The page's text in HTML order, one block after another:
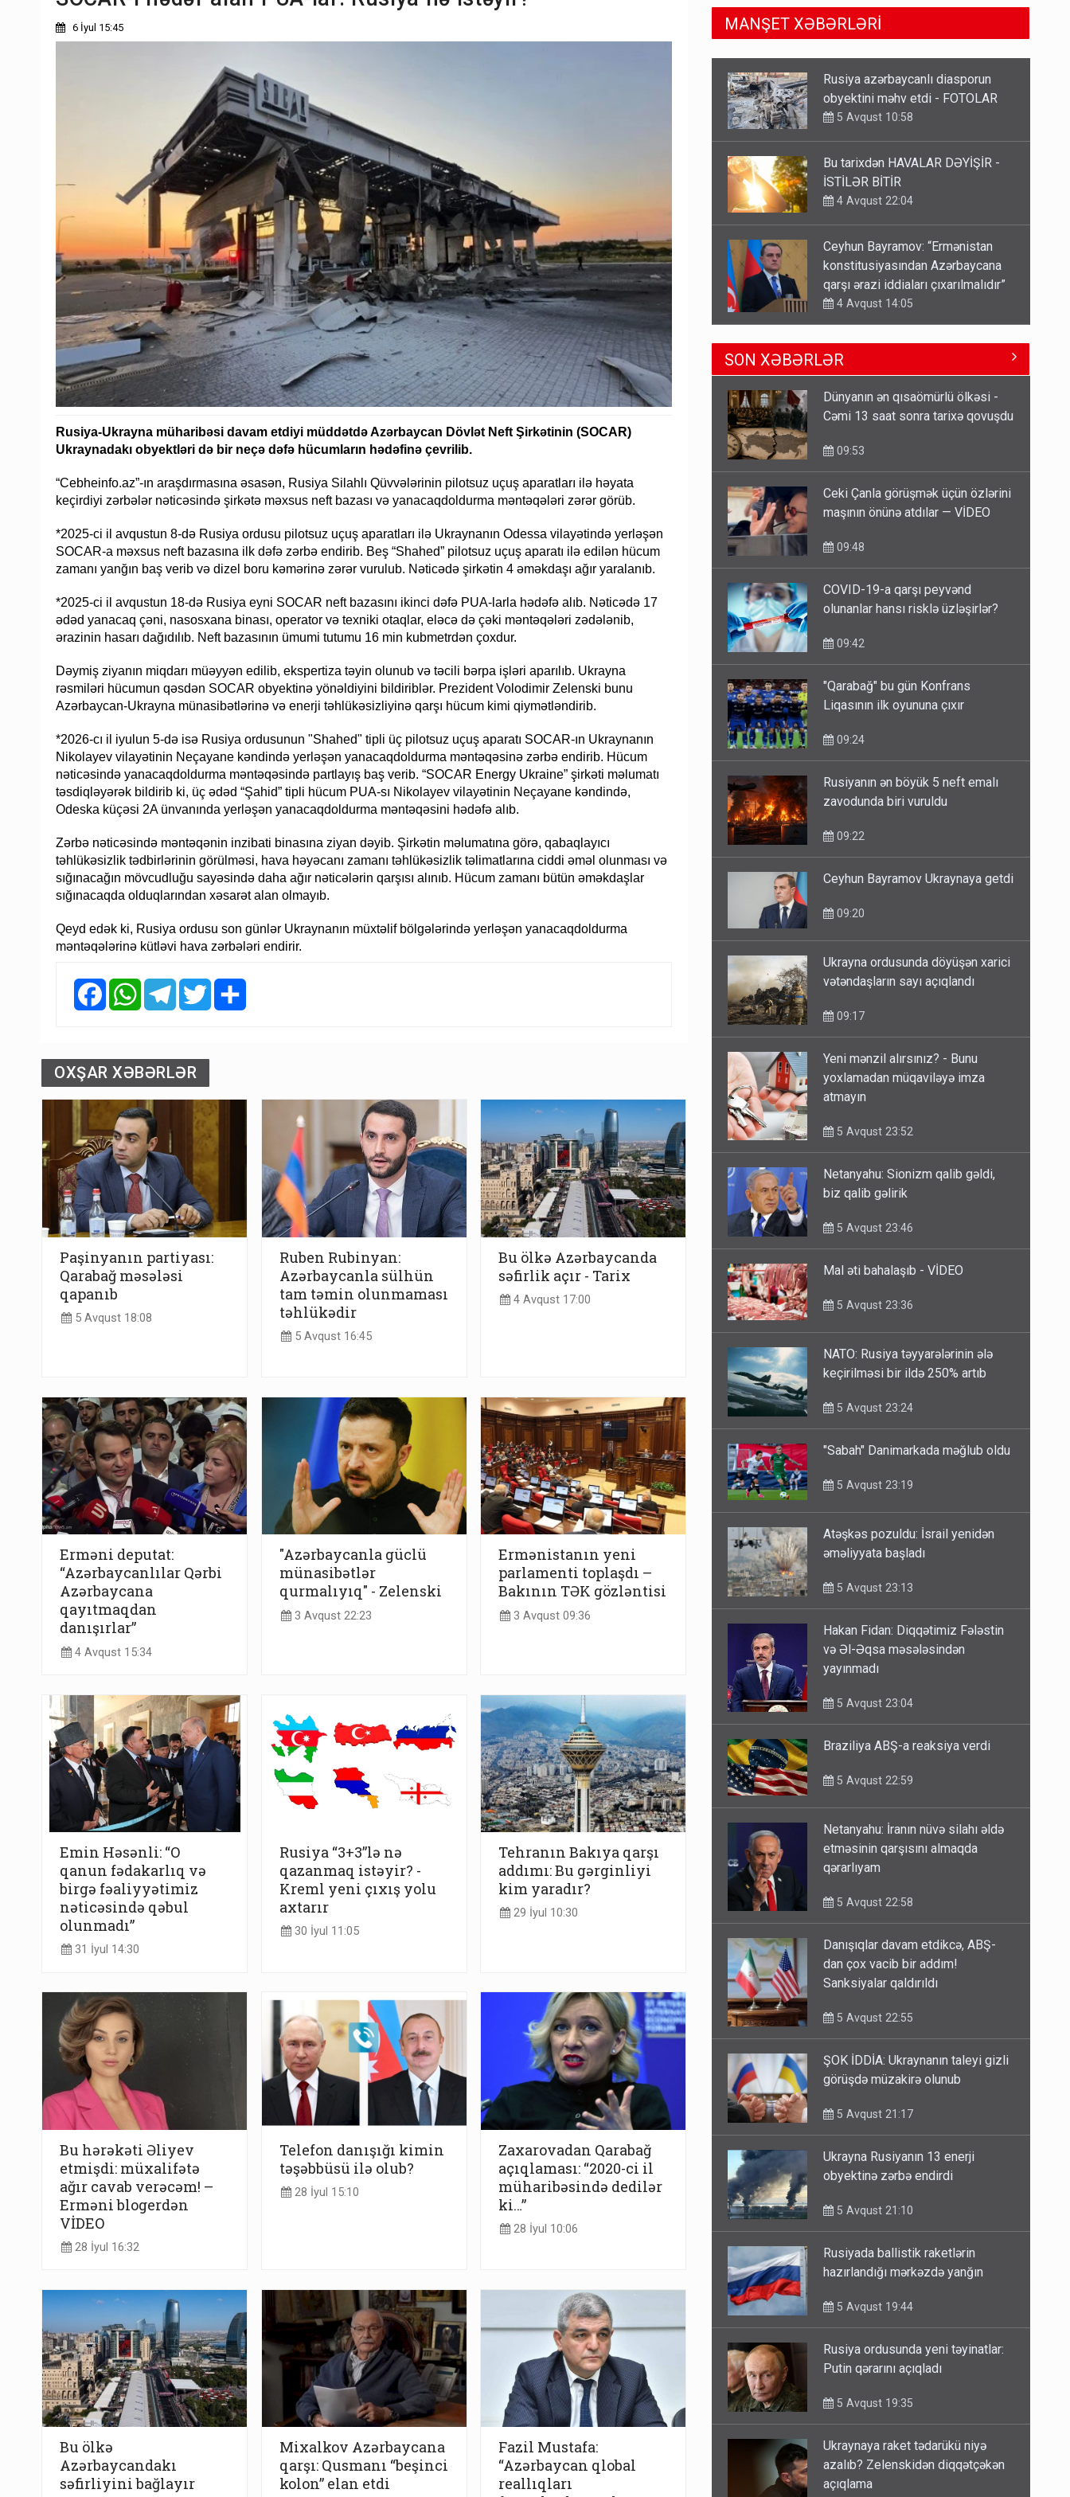
6 İyul 15:45
Rusiya-Ukrayna müharibəsi davam etdiyi müddətdə Azərbaycan Dövlət Neft Şirkətinin (SOCAR)
Ukraynadakı obyektləri də bir neçə dəfə hücumların hədəfinə çevrilib.
“Cebheinfo.az”-ın araşdırmasına əsasən, Rusiya Silahlı Qüvvələrinin pilotsuz uçuş aparatları ilə həyata
keçirdiyi zərbələr nəticəsində şirkətə məxsus neft bazası və yanacaqdoldurma məntəqələri zərər görüb.
*2025-ci il avqustun 8-də Rusiya ordusu pilotsuz uçuş aparatları ilə Ukraynanın Odessa vilayətində yerləşən
SOCAR-a məxsus neft bazasına ilk dəfə zərbə endirib. Beş “Shahed” pilotsuz uçuş aparatı ilə edilən hücum
zamanı yanğın baş verib və dizel boru kəmərinə zərər vurulub. Nəticədə şirkətin 4 əməkdaşı ağır yaralanıb.
*2025-ci il avqustun 18-də Rusiya eyni SOCAR neft bazasını ikinci dəfə PUA-larla hədəfə alıb. Nəticədə 17
ədəd yanacaq çəni, nasosxana binası, operator və texniki otaqlar, eləcə də çəki məntəqələri zədələnib,
ərazinin hasarı dağıdılıb. Neft bazasının ümumi tutumu 16 min kubmetrdən çoxdur.
Dəymiş ziyanın miqdarı müəyyən edilib, ekspertiza təyin olunub və təcili bərpa işləri aparılıb. Ukrayna
rəsmiləri hücumun qəsdən SOCAR obyektinə yönəldiyini bildiriblər. Prezident Volodimir Zelenski bunu
Azərbaycan-Ukrayna münasibətlərinə və enerji təhlükəsizliyinə qarşı hücum kimi qiymətləndirib.
*2026-cı il iyulun 5-də isə Rusiya ordusunun "Shahed" tipli üç pilotsuz uçuş aparatı SOCAR-ın Ukraynanın
Nikolayev vilayətinin Neçayane kəndində yerləşən yanacaqdoldurma məntəqəsinə zərbə endirib. Hücum
nəticəsində yanacaqdoldurma məntəqəsində partlayış baş verib. “SOCAR Energy Ukraine” şirkəti məlumatı
təsdiqləyərək bildirib ki, üç ədəd “Şahid” tipli hücum PUA-sı Nikolayev vilayətinin Neçayane kəndində,
Odeska küçəsi 2A ünvanında yerləşən yanacaqdoldurma məntəqəsini hədəfə alıb.
Zərbə nəticəsində məntəqənin inzibati binasına ziyan dəyib. Şirkətin məlumatına görə, qabaqlayıcı
təhlükəsizlik tədbirlərinin görülməsi, hava həyəcanı zamanı təhlükəsizlik təlimatlarına ciddi əməl olunması və
sığınacağın mövcudluğu sayəsində daha ağır nəticələrin qarşısı alınıb. Hücum zamanı bütün əməkdaşlar
sığınacaqda olduqlarından xəsarət alan olmayıb.
Qeyd edək ki, Rusiya ordusu son günlər Ukraynanın müxtəlif bölgələrində yerləşən yanacaqdoldurma
məntəqələrinə kütləvi hava zərbələri endirir.
FacebookWhatsAppTelegramTwitter
OXŞAR XƏBƏRLƏR
Paşinyanın partiyası:
Qarabağ məsələsi
qapanıb
5 Avqust 18:08
Ruben Rubinyan:
Azərbaycanla sülhün
tam təmin olunmaması
təhlükədir
5 Avqust 16:45
Bu ölkə Azərbaycanda
səfirlik açır - Tarix
4 Avqust 17:00
Erməni deputat:
“Azərbaycanlılar Qərbi
Azərbaycana
qayıtmaqdan
danışırlar”
4 Avqust 15:34
"Azərbaycanla güclü
münasibətlər
qurmalıyıq" - Zelenski
3 Avqust 22:23
Ermənistanın yeni
parlamenti toplaşdı –
Bakının TƏK gözləntisi
3 Avqust 09:36
Emin Həsənli: “O
qanun fədakarlıq və
birgə fəaliyyətimiz
nəticəsində qəbul
olunmadı”
31 İyul 14:30
Rusiya “3+3”lə nə
qazanmaq istəyir? -
Kreml yeni çıxış yolu
axtarır
30 İyul 11:05
Tehranın Bakıya qarşı
addımı: Bu gərginliyi
kim yaradır?
29 İyul 10:30
Bu hərəkəti Əliyev
etmişdi: müxalifətə
ağır cavab verəcəm! –
Erməni blogerdən
VİDEO
28 İyul 16:32
Telefon danışığı kimin
təşəbbüsü ilə olub?
28 İyul 15:10
Zaxarovadan Qarabağ
açıqlaması: “2020-ci il
müharibəsində dedilər
ki…”
28 İyul 10:06
Bu ölkə
Azərbaycandakı
səfirliyini bağlayır
Mixalkov Azərbaycana
qarşı: Qusmanı “beşinci
kolon” elan etdi
Fazil Mustafa:
“Azərbaycan qlobal
reallıqları
MANŞET XƏBƏRLƏRİ
Bu tarixdən HAVALAR DƏYİŞİR -
İSTİLƏR BİTİR
4 Avqust 22:04
Ceyhun Bayramov: “Ermənistan
konstitusiyasından Azərbaycana
qarşı ərazi iddiaları çıxarılmalıdır”
TƏCİLİ! Fəlakət üçün TARİX
VERİLDİ - Bu bölgələr xəritədən
silinəcək
Ərdoğana sui-qəsd planının
iştirakçısı detalları açıqladı
5 Avqust 16:56
Rusiya Azərbaycan vətədaşlarını
obyektini məhv etdi - FOTOLAR
5 Avqust 10:58
SON XƏBƏRLƏR
Dünyanın ən qısaömürlü ölkəsi -
Ceki Çanla görüşmək üçün özlərini
COVID-19-a qarşı peyvənd
"Qarabağ" bu gün Konfrans
Rusiyanın ən böyük 5 neft emalı
Ukrayna ordusunda döyüşən xarici
Yeni mənzil alırsınız? - Bunu
yoxlamadan müqaviləyə imza
Netanyahu: Sionizm qalib gəldi,
NATO: Rusiya təyyarələrinin ələ
Atəşkəs pozuldu: İsrail yenidən
Hakan Fidan: Diqqətimiz Fələstin
və Əl-Əqsa məsələsindən
Netanyahu: İranın nüvə silahı əldə
etməsinin qarşısını almaqda
Danışıqlar davam etdikcə, ABŞ-
dan çox vacib bir addım!
ŞOK İDDİA: Ukraynanın taleyi gizli
Ukrayna Rusiyanın 13 enerji
Rusiyada ballistik raketlərin
Rusiya ordusunda yeni təyinatlar:
Ukraynaya raket tədarükü niyə
azalıb? Zelenskidən diqqətçəkən